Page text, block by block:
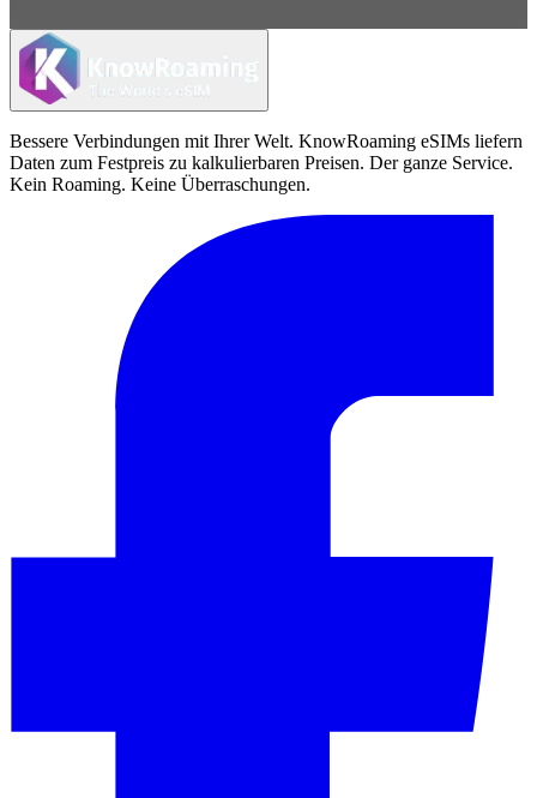
Bessere Verbindungen mit Ihrer Welt. KnowRoaming eSIMs liefern
Daten zum Festpreis zu kalkulierbaren Preisen. Der ganze Service.
Kein Roaming. Keine Überraschungen.